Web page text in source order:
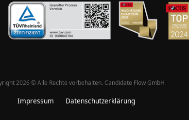
2026 © Alle Rechte vorbehalten. Candidate Flow GmbH
Impressum Datenschutzerklärung